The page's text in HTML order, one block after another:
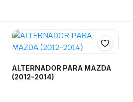
ALTERNADOR PARA MAZDA
(2012-2014)